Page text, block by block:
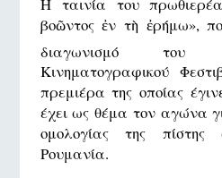
βοῶντος ἐν τὴ ἐρήμω»,
διαγωνισμό του
Κινηματογραφικού
πρεμιέρα της οποίας
έχει ως θέμα τον αγώνα
ομολογίας της πίστης
Ρουμανία.